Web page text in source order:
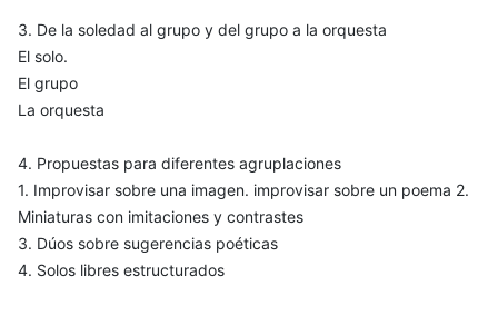
3. De la soledad al grupo y del grupo a la orquesta
El solo.
El grupo
La orquesta
4. Propuestas para diferentes agruplaciones
1. Improvisar sobre una imagen. improvisar sobre un poema 2.
Miniaturas con imitaciones y contrastes
3. Dúos sobre sugerencias poéticas
4. Solos libres estructurados